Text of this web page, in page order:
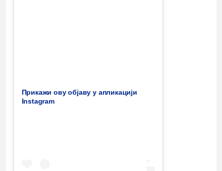
Прикажи ову објаву у апликацији
Instagram